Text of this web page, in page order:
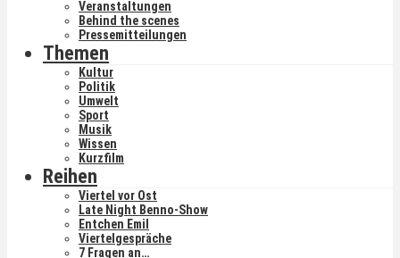
Veranstaltungen
Behind the scenes
Pressemitteilungen
Themen
Kultur
Politik
Umwelt
Sport
Musik
Wissen
Kurzfilm
Reihen
Viertel vor Ost
Late Night Benno-Show
Entchen Emil
Viertelgespräche
7 Fragen an…